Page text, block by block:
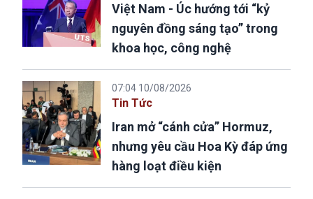
Việt Nam - Úc hướng tới “kỷ
nguyên đồng sáng tạo” trong
khoa học, công nghệ
07:04 10/08/2026
Tin Tức
Iran mở “cánh cửa” Hormuz,
nhưng yêu cầu Hoa Kỳ đáp ứng
hàng loạt điều kiện